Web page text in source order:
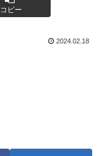
コピー
2024.02.18